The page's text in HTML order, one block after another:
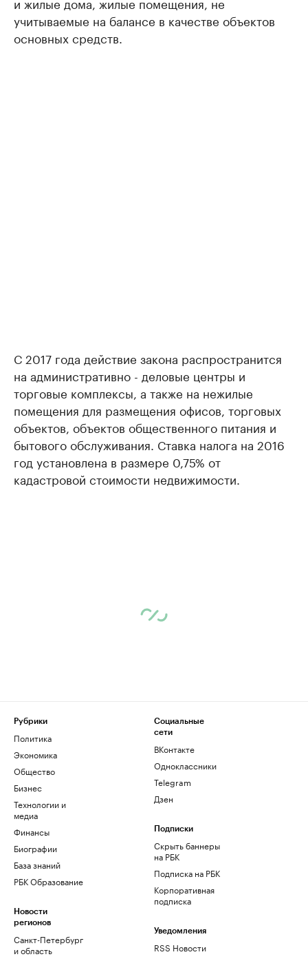
учитываемые на балансе в качестве объектов
основных средств.
С 2017 года действие закона распространится
на административно - деловые центры и
торговые комплексы, а также на нежилые
помещения для размещения офисов, торговых
объектов, объектов общественного питания и
бытового обслуживания. Ставка налога на 2016
год установлена в размере 0,75% от
кадастровой стоимости недвижимости.
Рубрики
Политика
Экономика
Общество
Бизнес
Технологии и
медиа
Финансы
Биографии
База знаний
РБК Образование
Новости
регионов
Санкт-Петербург
и область
Социальные
сети
ВКонтакте
Одноклассники
Telegram
Дзен
Подписки
Скрыть баннеры
на РБК
Подписка на РБК
Корпоративная
подписка
Уведомления
RSS Новости